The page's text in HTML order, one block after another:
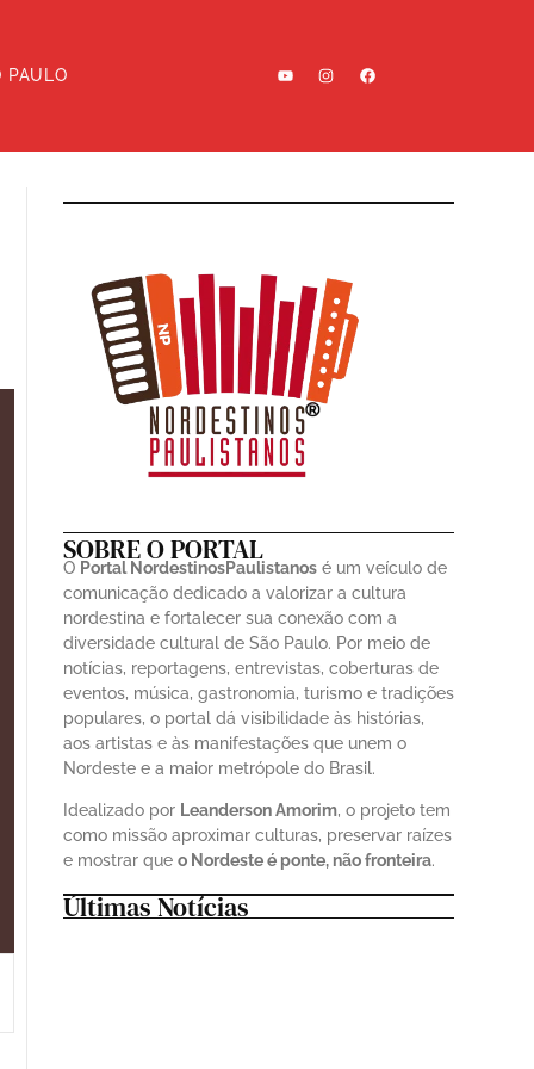
PAULO
SOBRE O PORTAL
O Portal NordestinosPaulistanos é um veículo de
comunicação dedicado a valorizar a cultura
nordestina e fortalecer sua conexão com a
diversidade cultural de São Paulo. Por meio de
notícias, reportagens, entrevistas, coberturas de
eventos, música, gastronomia, turismo e tradições
populares, o portal dá visibilidade às histórias,
aos artistas e às manifestações que unem o
Nordeste e a maior metrópole do Brasil.
Idealizado por Leanderson Amorim, o projeto tem
como missão aproximar culturas, preservar raízes
e mostrar que o Nordeste é ponte, não fronteira.
Últimas Notícias